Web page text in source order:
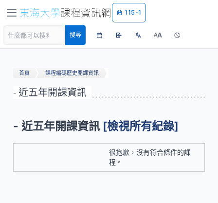
115-1
搜尋 AA
首頁 課程編碼歷史開課資訊
- 近五年開課資訊
- 近五年開課資訊 [檢視所有紀錄]
很抱歉，沒有符合條件的課
程。